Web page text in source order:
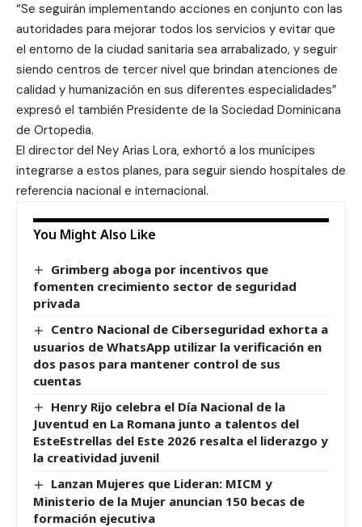
“Se seguirán implementando acciones en conjunto con las
autoridades para mejorar todos los servicios y evitar que
el entorno de la ciudad sanitaria sea arrabalizado, y seguir
siendo centros de tercer nivel que brindan atenciones de
calidad y humanización en sus diferentes especialidades”
expresó el también Presidente de la Sociedad Dominicana
de Ortopedia.
El director del Ney Arias Lora, exhortó a los munícipes
integrarse a estos planes, para seguir siendo hospitales de
referencia nacional e internacional.
You Might Also Like
Grimberg aboga por incentivos que
fomenten crecimiento sector de seguridad
privada
Centro Nacional de Ciberseguridad exhorta a
usuarios de WhatsApp utilizar la verificación en
dos pasos para mantener control de sus
cuentas
Henry Rijo celebra el Día Nacional de la
Juventud en La Romana junto a talentos del
EsteEstrellas del Este 2026 resalta el liderazgo y
la creatividad juvenil
Lanzan Mujeres que Lideran: MICM y
Ministerio de la Mujer anuncian 150 becas de
formación ejecutiva